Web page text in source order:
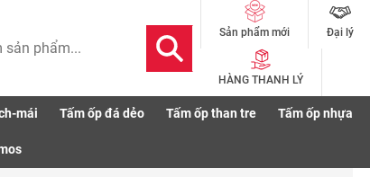
Sản phẩm mới Đại lý
HÀNG THANH LÝ
mái Tấm ốp đá dẻo Tấm ốp than tre Tấm ốp nhựa